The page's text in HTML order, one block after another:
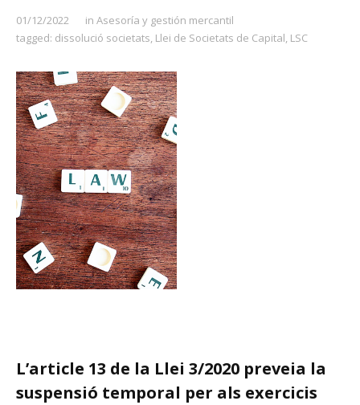
01/12/2022 in Asesoría y gestión mercantil
tagged: dissolució societats, Llei de Societats de Capital, LSC
L’article 13 de la Llei 3/2020 preveia la
suspensió temporal per als exercicis